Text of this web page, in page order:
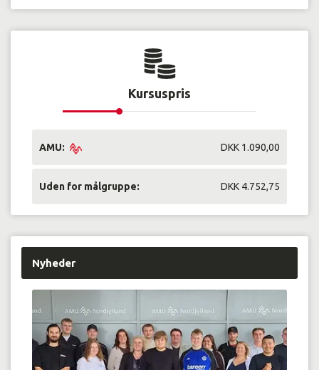
Kursuspris
AMU: DKK 1.090,00
Uden for målgruppe: DKK 4.752,75
Nyheder